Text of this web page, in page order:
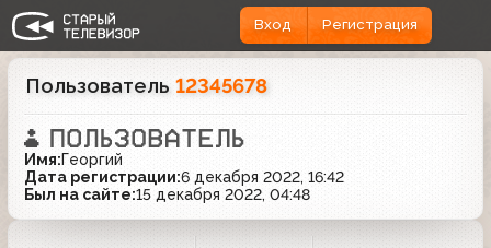
Вход Регистрация
Пользователь 12345678
Имя:Георгий
Дата регистрации:6 декабря 2022, 16:42
Был на сайте:15 декабря 2022, 04:48